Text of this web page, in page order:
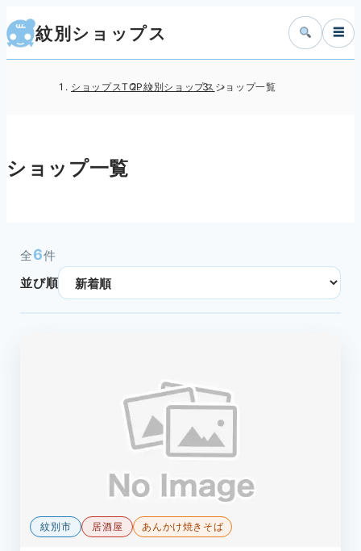
紋別ショップス ☰
ショップスTOP紋別ショップス ショップ一覧
ショップ一覧
全6件
並び順
紋別市 居酒屋 あんかけ焼きそば